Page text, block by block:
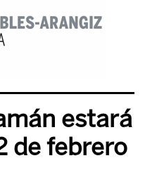
estará
de febrero